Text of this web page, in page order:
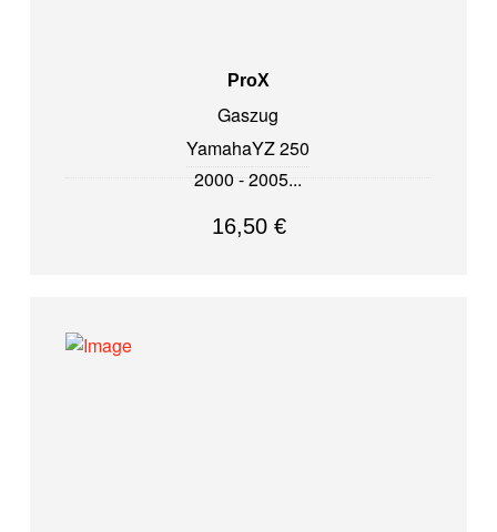
ProX
Gaszug
YamahaYZ 250
2000 - 2005
16,50 €